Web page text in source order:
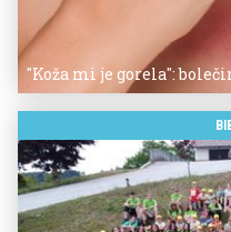
"Koža mi je gorela":